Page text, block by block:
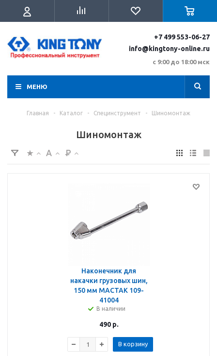
+7 499 553-06-27
info@kingtony-online.ru
с 9:00 до 18:00 мск
МЕНЮ
Главная - Каталог - Специнструмент - Шиномонтаж
Шиномонтаж
Наконечник для
накачки грузовых шин,
150 мм МАСТАК 109-
41004
В наличии
490р.
В корзину